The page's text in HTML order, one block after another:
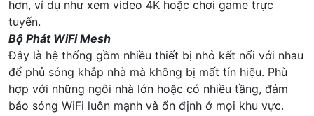
hơn, ví dụ như xem video 4K hoặc chơi game trực
tuyến.
Bộ Phát WiFi Mesh
Đây là hệ thống gồm nhiều thiết bị nhỏ kết nối với nhau
để phủ sóng khắp nhà mà không bị mất tín hiệu. Phù
hợp với những ngôi nhà lớn hoặc có nhiều tầng, đảm
bảo sóng WiFi luôn mạnh và ổn định ở mọi khu vực.